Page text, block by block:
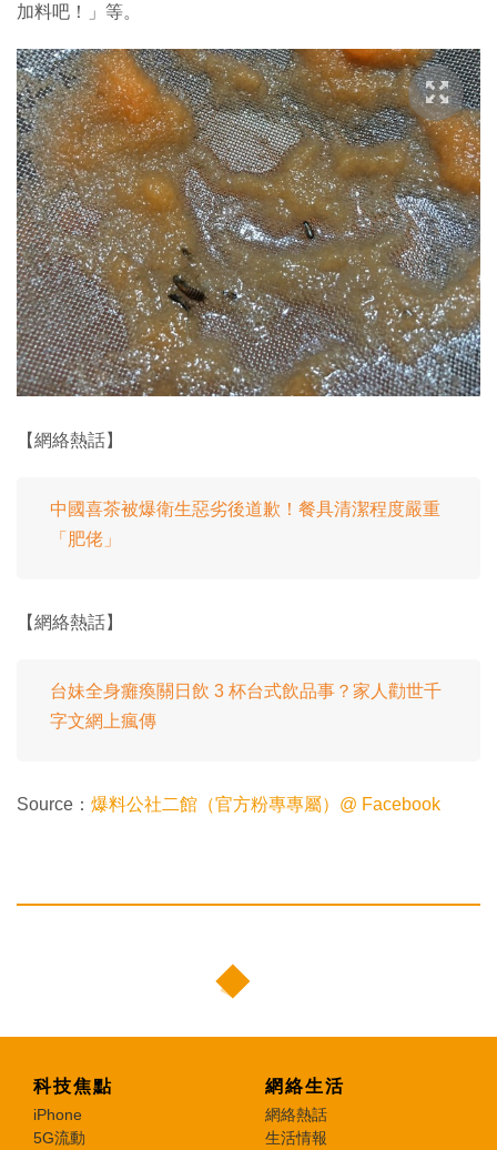
加料吧！」等。
【網絡熱話】
中國喜茶被爆衛生惡劣後道歉！餐具清潔程度嚴重
「肥佬」
【網絡熱話】
台妹全身癱瘓關日飲 3 杯台式飲品事？家人勸世千
字文網上瘋傳
Source： 爆料公社二館（官方粉專專屬）@ Facebook
科技焦點
iPhone
5G流動
網絡生活
網絡熱話
生活情報